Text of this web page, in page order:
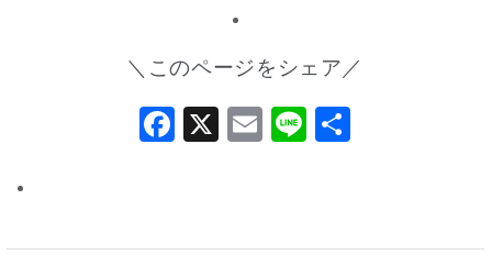
＼このページをシェア／
Facebook
X Email
Line